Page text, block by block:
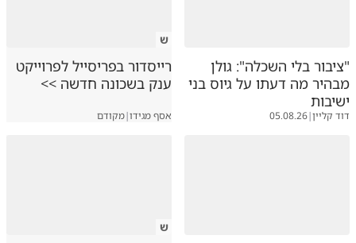
"ציבור בלי השכלה": גולן
מבהיר מה דעתו על גיוס בני
ישיבות
דוד קליין|
05.08.26
ש
רייסדור בפריסייל לפרוייקט
ענק בשכונה חדשה >>
אסף מגידו|מקודם
ש